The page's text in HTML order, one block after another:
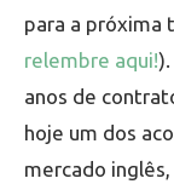
para a próxima
relembre aqui!
anos de
hoje um dos
mercado